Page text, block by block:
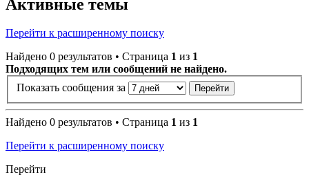
Активные темы
Перейти к расширенному поиску
Найдено 0 результатов • Страница 1 из 1
Подходящих тем или сообщений не найдено.
Показать сообщения за
Найдено 0 результатов • Страница 1 из 1
Перейти к расширенному поиску
Перейти